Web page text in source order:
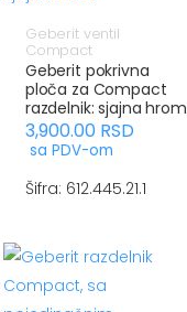
Geberit ventil
Compact
Geberit pokrivna
ploča za Compact
razdelnik: sjajna hrom
3,900.00 RSD
sa PDV-om
Šifra: 612.445.21.1